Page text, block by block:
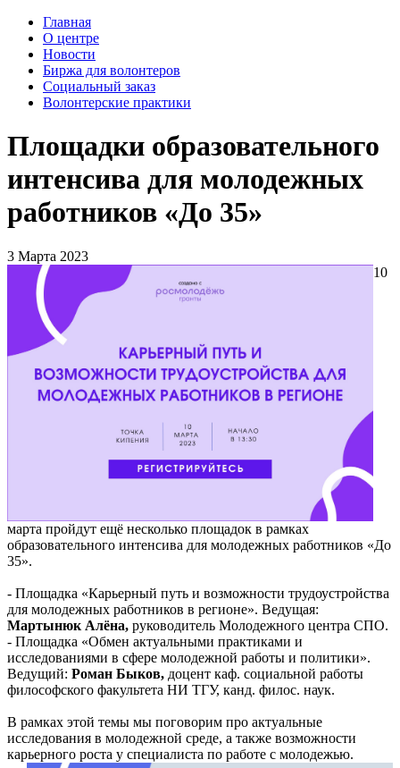
Главная
О центре
Новости
Биржа для волонтеров
Социальный заказ
Волонтерские практики
Площадки образовательного
интенсива для молодежных
работников «До 35»
3 Марта 2023
10
марта пройдут ещё несколько площадок в рамках
образовательного интенсива для молодежных работников «До
35».
- Площадка «Карьерный путь и возможности трудоустройства
для молодежных работников в регионе». Ведущая:
Мартынюк Алёна, руководитель Молодежного центра СПО.
- Площадка «Обмен актуальными практиками и
исследованиями в сфере молодежной работы и политики».
Ведущий: Роман Быков, доцент каф. социальной работы
философского факультета НИ ТГУ, канд. филос. наук.
В рамках этой темы мы поговорим про актуальные
исследования в молодежной среде, а также возможности
карьерного роста у специалиста по работе с молодежью.